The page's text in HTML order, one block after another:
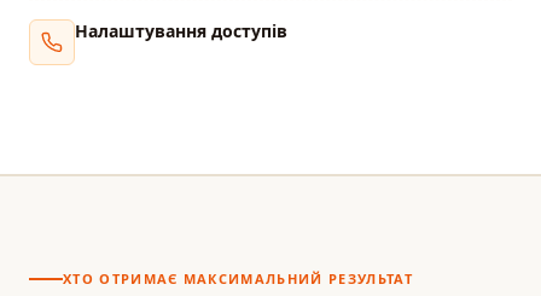
Налаштування доступів
ХТО ОТРИМАЄ МАКСИМАЛЬНИЙ РЕЗУЛЬТАТ